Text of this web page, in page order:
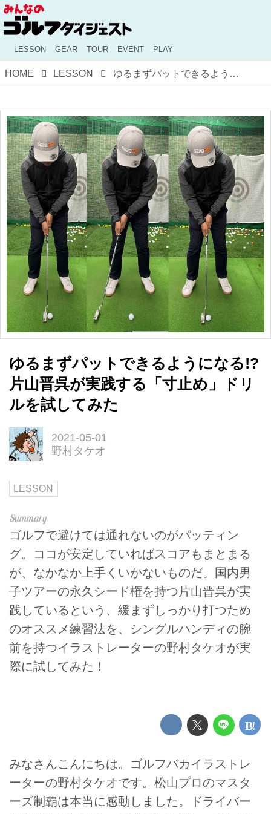
LESSON GEAR TOUR EVENT PLAY
HOME LESSON ゆるまずパットできるようになる!? 片山晋呉が実践する「寸止め」ドリルを試してみた
ゆるまずパットできるようになる!?
片山晋呉が実践する「寸止め」ドリ
ルを試してみた
2021-05-01
野村タケオ
LESSON
ゴルフで避けては通れないのがパッティン
グ。ココが安定していればスコアもまとまる
が、なかなか上手くいかないものだ。国内男
子ツアーの永久シード権を持つ片山晋呉が実
践しているという、緩まずしっかり打つため
のオススメ練習法を、シングルハンディの腕
前を持つイラストレーターの野村タケオが実
際に試してみた！
みなさんこんにちは。ゴルフバカイラストレ
ーターの野村タケオです。松山プロのマスタ
ーズ制覇は本当に感動しました。ドライバー